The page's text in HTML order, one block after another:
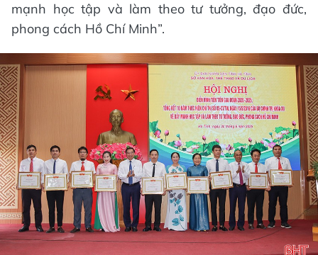
mạnh học tập và làm theo tư tưởng, đạo đức,
phong cách Hồ Chí Minh”.